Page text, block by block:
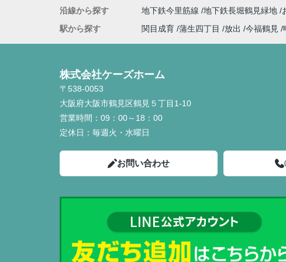
沿線から探す
地下鉄今里筋線 地下鉄長堀鶴見緑地
駅から探す
関目成育 蒲生四丁目 放出 今福鶴見
株式会社ケーズホーム
〒538-0053
大阪府大阪市鶴見区鶴見５丁目1-10
営業時間： 09：00～18：00
定休日： 毎週火・水曜日
お問い合わせ